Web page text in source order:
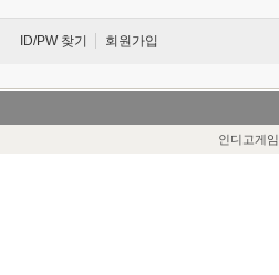
ID/PW 찾기 회원가입
인디고게임